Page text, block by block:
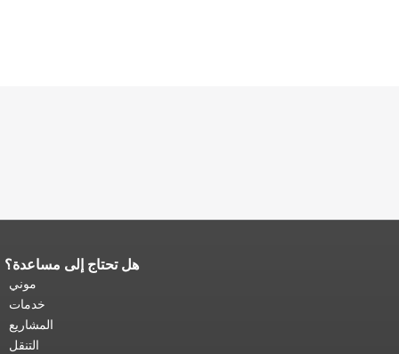
هل تحتاج إلى مساعدة؟
موني
خدمات
المشاريع
التنقل